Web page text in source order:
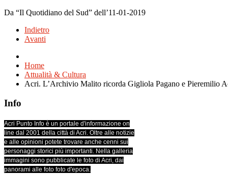
Da “Il Quotidiano del Sud” dell’11-01-2019
Indietro
Avanti
Home
Attualità & Cultura
Acri. L’Archivio Malito ricorda Gigliola Pagano e Pieremilio
Info
Acri Punto Info è un portale d'informazione on
line dal 2001 della città di Acri. Oltre alle notizie
e alle opinioni potete trovare anche cenni sui
personaggi storici più importanti. Nella galleria
immagini sono pubblicate le foto di Acri, dai
panorami alle foto foto d'epoca.